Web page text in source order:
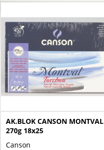
AK.BLOK CANSON MONTVAL
270g 18x25
Canson